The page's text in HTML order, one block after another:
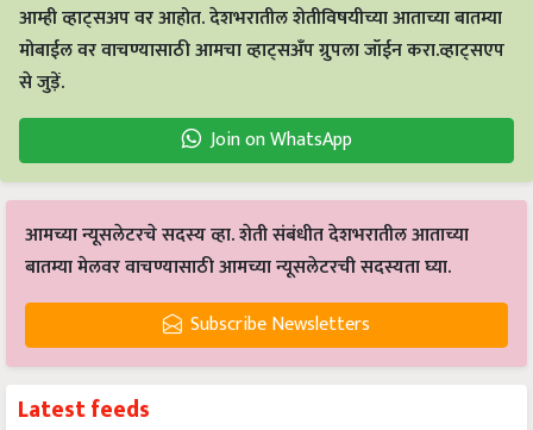
आम्ही व्हाट्सअप वर आहोत. देशभरातील शेतीविषयीच्या आताच्या बातम्या
मोबाईल वर वाचण्यासाठी आमचा व्हाट्सअँप ग्रुपला जॉईन करा.व्हाट्सएप
से जुड़ें.
Join on WhatsApp
आमच्या न्यूसलेटरचे सदस्य व्हा. शेती संबंधीत देशभरातील आताच्या
बातम्या मेलवर वाचण्यासाठी आमच्या न्यूसलेटरची सदस्यता घ्या.
Subscribe Newsletters
Latest feeds